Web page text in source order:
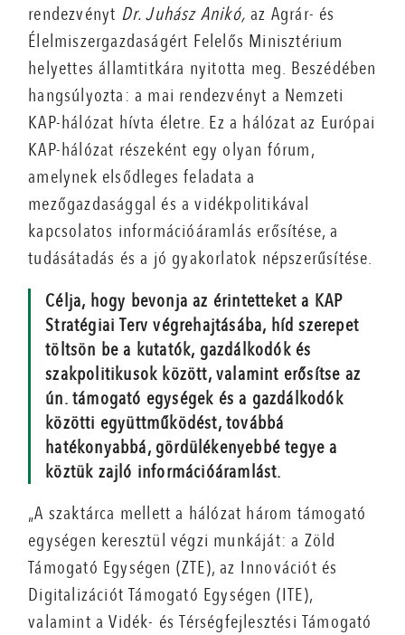
rendezvényt Dr. Juhász Anikó, az Agrár- és
Élelmiszergazdaságért Felelős Minisztérium
helyettes államtitkára nyitotta meg. Beszédében
hangsúlyozta: a mai rendezvényt a Nemzeti
KAP-hálózat hívta életre. Ez a hálózat az Európai
KAP-hálózat részeként egy olyan fórum,
amelynek elsődleges feladata a
mezőgazdasággal és a vidékpolitikával
kapcsolatos információáramlás erősítése, a
tudásátadás és a jó gyakorlatok népszerűsítése.
Célja, hogy bevonja az érintetteket a KAP
Stratégiai Terv végrehajtásába, híd szerepet
töltsön be a kutatók, gazdálkodók és
szakpolitikusok között, valamint erősítse az
ún. támogató egységek és a gazdálkodók
közötti együttműködést, továbbá
hatékonyabbá, gördülékenyebbé tegye a
köztük zajló információáramlást.
„A szaktárca mellett a hálózat három támogató
egységen keresztül végzi munkáját: a Zöld
Támogató Egységen (ZTE), az Innovációt és
Digitalizációt Támogató Egységen (ITE),
valamint a Vidék- és Térségfejlesztési Támogató